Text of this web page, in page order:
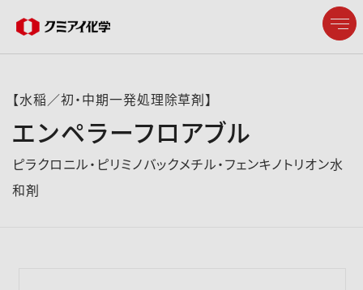
企業情報
製品情報
【水稲／初・中期一発処理除草剤】
エンペラーフロアブル
ピラクロニル・ピリミノバックメチル・フェンキノトリオン水
和剤